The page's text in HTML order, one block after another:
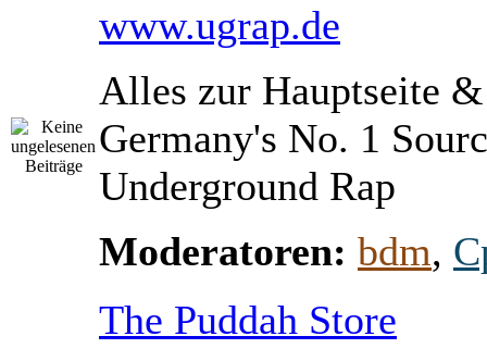
www.ugrap.de
Alles zur Hauptseite
Germany's No. 1
Underground Rap
Moderatoren: bdm,
The Puddah Store